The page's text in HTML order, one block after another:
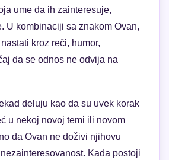
ume da ih zainteresuje,
U kombinaciji sa znakom Ovan,
kroz reči, humor,
da se odnos ne odvija na
deluju kao da su uvek korak
u nekoj novoj temi ili novom
da Ovan ne doživi njihovu
Kada postoji